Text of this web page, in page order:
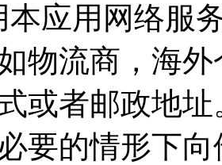
本应用网络服
物流商，海
或者邮政地
要的情形下